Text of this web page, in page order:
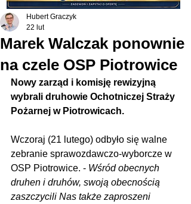
Marek Walczak ponownie
na czele OSP Piotrowice
Hubert Graczyk
22 lut
Nowy zarząd i komisję rewizyjną
wybrali druhowie Ochotniczej Straży
Pożarnej w Piotrowicach.
Wczoraj (21 lutego) odbyło się walne
zebranie sprawozdawczo-wyborcze w
OSP Piotrowice. - Wśród obecnych
druhen i druhów, swoją obecnością
zaszczycili Nas także zaproszeni